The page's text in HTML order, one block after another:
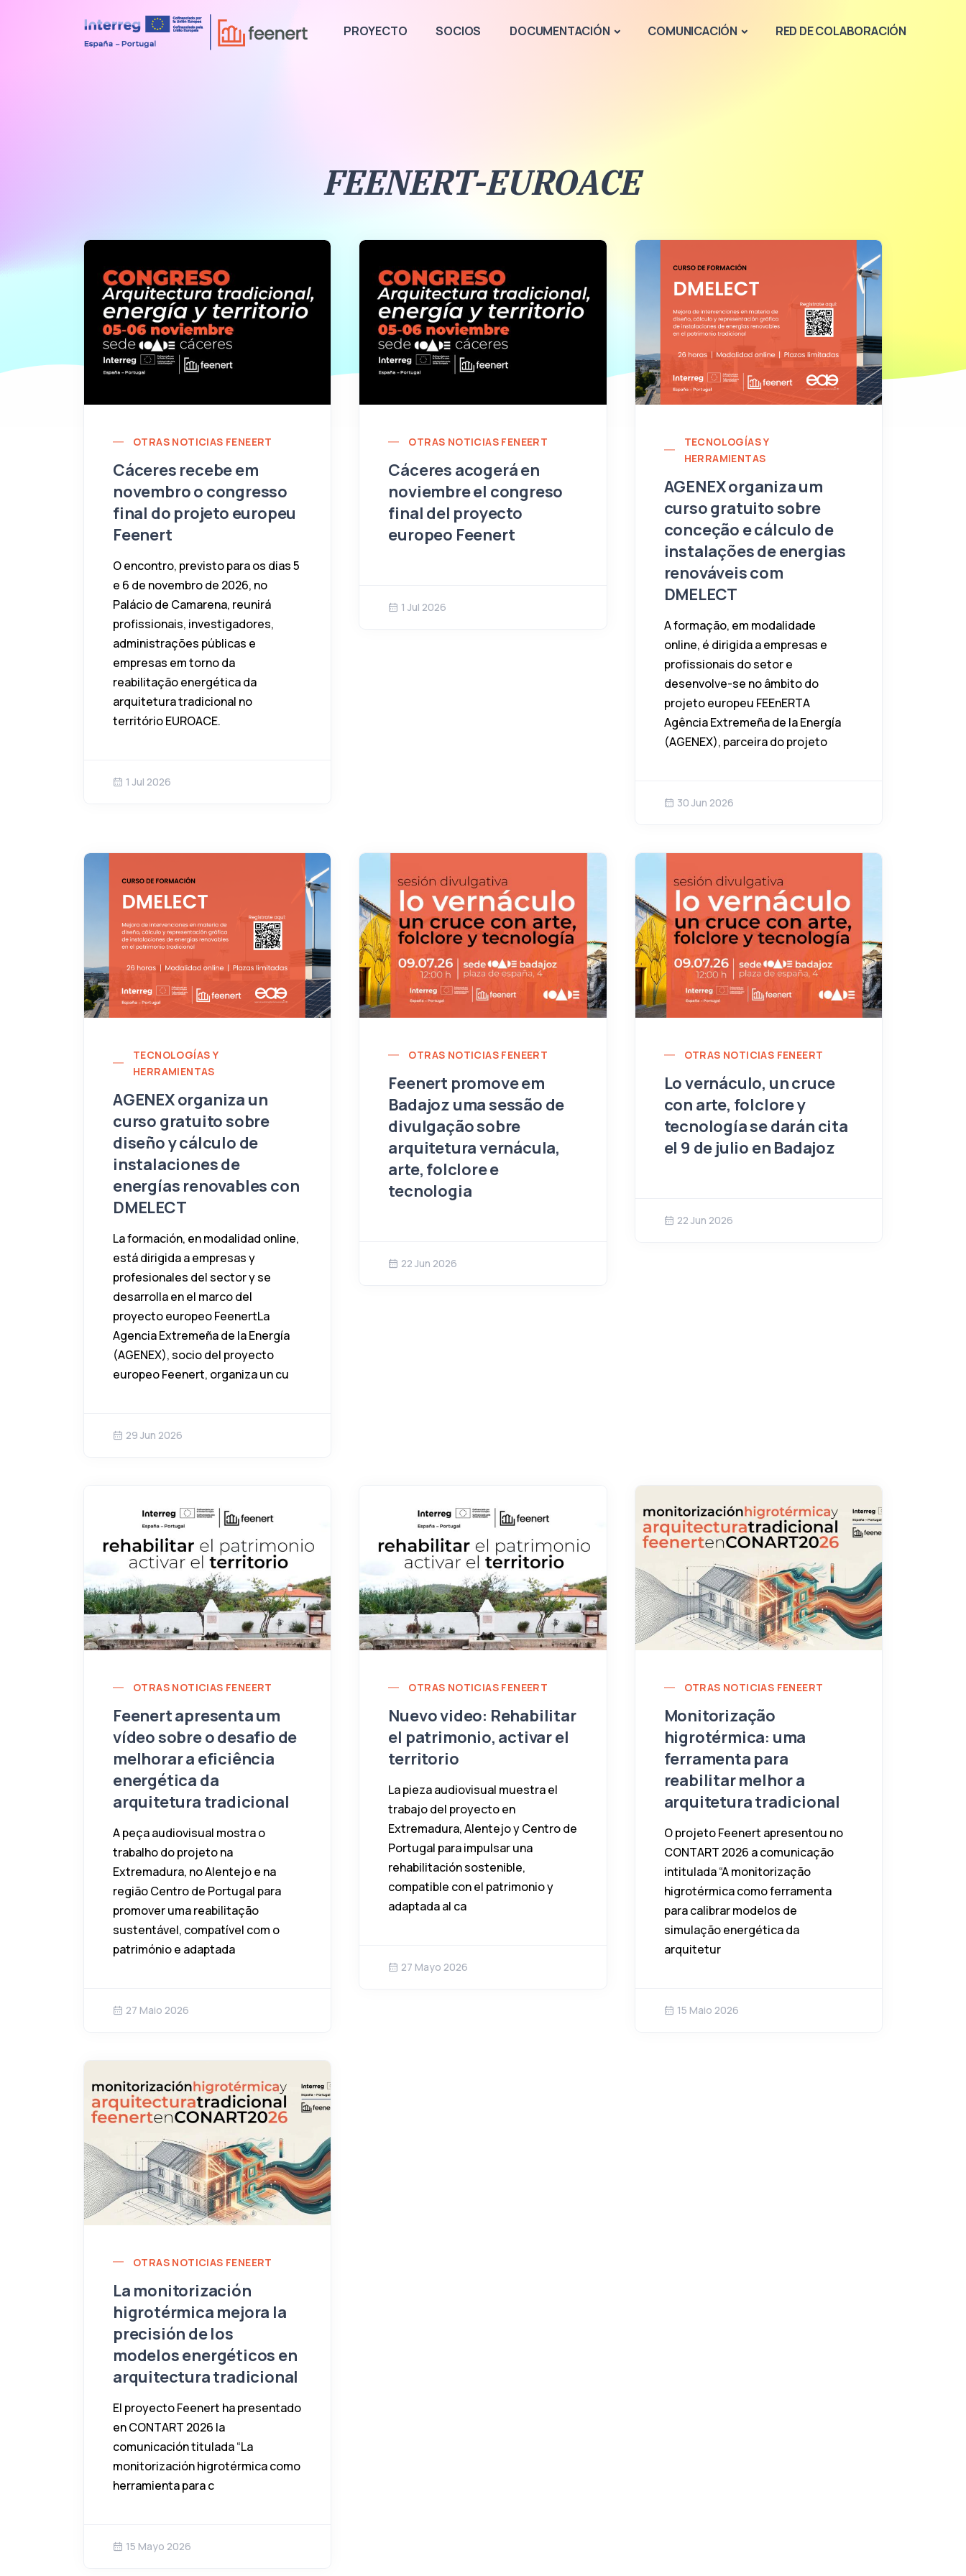
PROYECTO SOCIOS DOCUMENTACIÓN COMUNICACIÓN RED DE COLABORACIÓN
FEENERT-EUROACE
OTRAS NOTICIAS FENEERT
Cáceres recebe em
novembro o congresso
final do projeto europeu
Feenert
O encontro, previsto para os dias 5
e 6 de novembro de 2026, no
Palácio de Camarena, reunirá
profissionais, investigadores,
administrações públicas e
empresas em torno da
reabilitação energética da
arquitetura tradicional no
território EUROACE.
1 Jul 2026
OTRAS NOTICIAS FENEERT
Cáceres acogerá en
noviembre el congreso
final del proyecto
europeo Feenert
1 Jul 2026
TECNOLOGÍAS Y
HERRAMIENTAS
AGENEX organiza um
curso gratuito sobre
conceção e cálculo de
instalações de energias
renováveis com
DMELECT
A formação, em modalidade
online, é dirigida a empresas e
profissionais do setor e
desenvolve-se no âmbito do
projeto europeu FEEnERTA
Agência Extremeña de la Energía
(AGENEX), parceira do projeto
30 Jun 2026
TECNOLOGÍAS Y
HERRAMIENTAS
AGENEX organiza un
curso gratuito sobre
diseño y cálculo de
instalaciones de
energías renovables con
DMELECT
La formación, en modalidad online,
está dirigida a empresas y
profesionales del sector y se
desarrolla en el marco del
proyecto europeo FeenertLa
Agencia Extremeña de la Energía
(AGENEX), socio del proyecto
europeo Feenert, organiza un cu
29 Jun 2026
OTRAS NOTICIAS FENEERT
Feenert promove em
Badajoz uma sessão de
divulgação sobre
arquitetura vernácula,
arte, folclore e
tecnologia
22 Jun 2026
OTRAS NOTICIAS FENEERT
Lo vernáculo, un cruce
con arte, folclore y
tecnología se darán cita
el 9 de julio en Badajoz
22 Jun 2026
OTRAS NOTICIAS FENEERT
Feenert apresenta um
vídeo sobre o desafio de
melhorar a eficiência
energética da
arquitetura tradicional
A peça audiovisual mostra o
trabalho do projeto na
Extremadura, no Alentejo e na
região Centro de Portugal para
promover uma reabilitação
sustentável, compatível com o
património e adaptada
27 Maio 2026
OTRAS NOTICIAS FENEERT
Nuevo video: Rehabilitar
el patrimonio, activar el
territorio
La pieza audiovisual muestra el
trabajo del proyecto en
Extremadura, Alentejo y Centro de
Portugal para impulsar una
rehabilitación sostenible,
compatible con el patrimonio y
adaptada al ca
27 Mayo 2026
OTRAS NOTICIAS FENEERT
Monitorização
higrotérmica: uma
ferramenta para
reabilitar melhor a
arquitetura tradicional
O projeto Feenert apresentou no
CONTART 2026 a comunicação
intitulada “A monitorização
higrotérmica como ferramenta
para calibrar modelos de
simulação energética da
arquitetur
15 Maio 2026
OTRAS NOTICIAS FENEERT
La monitorización
higrotérmica mejora la
precisión de los
modelos energéticos en
arquitectura tradicional
El proyecto Feenert ha presentado
en CONTART 2026 la
comunicación titulada “La
monitorización higrotérmica como
herramienta para c
15 Mayo 2026